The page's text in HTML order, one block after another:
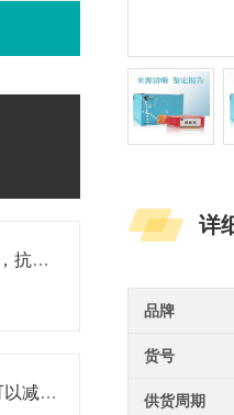
HIV衣壳蛋白惊现水结构，抗艾药物新思路
每天20分钟全身振动，可以减肥、对抗糖尿病
详
品牌
货号
供货周期